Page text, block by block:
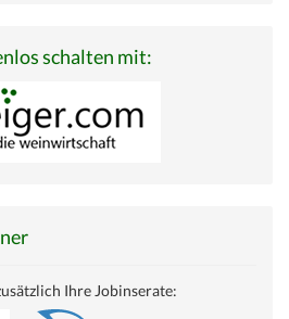
schalten mit:
Ihre Jobinserate: